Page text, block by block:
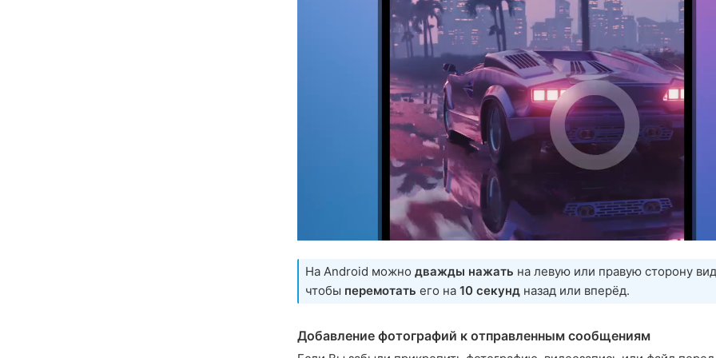
На Android можно дважды нажать на левую или правую сторону
чтобы перемотать его на 10 секунд назад или вперёд.
Добавление фотографий к отправленным сообщениям